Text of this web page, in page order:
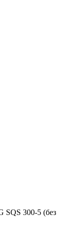
300-5 (без